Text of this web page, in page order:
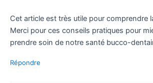
Cet article est très utile pour comprendre
Merci pour ces conseils pratiques pour
prendre soin de notre santé bucco-
Répondre